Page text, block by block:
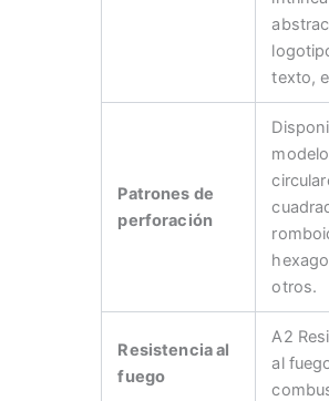
texto,
Patrones de
perforación
otros.
Resistencia al
fuego
A2
al